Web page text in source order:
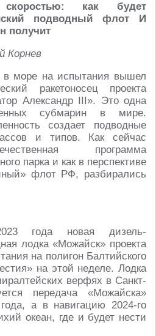
скоростью: как будет
подводный флот И
получит
Корнев
море на испытания вышел
ракетоносец проекта
Александр III». Это одна
субмарин в мире.
создает подводные
и типов. Как сейчас
программа
парка и как в перспективе
флот РФ, разбирались
года новая дизель-
лодка «Можайск» проекта
на полигон Балтийского
на этой неделе. Лодка
верфях в Санкт-
передача «Можайска»
а в навигацию 2024-го
океан, где и будет нести